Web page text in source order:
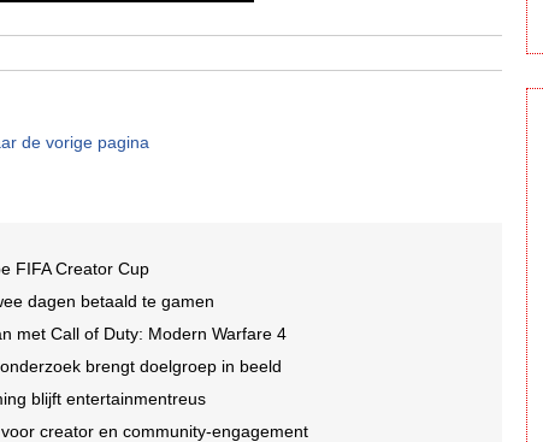
de vorige pagina
FIFA Creator Cup
dagen betaald te gamen
met Call of Duty: Modern Warfare 4
brengt doelgroep in beeld
blijft entertainmentreus
creator en community-engagement